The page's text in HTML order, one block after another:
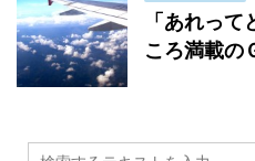
「あれっ
ころ満載の